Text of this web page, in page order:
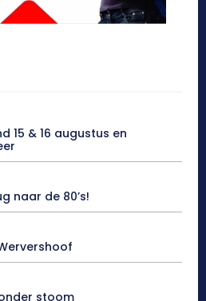
15 & 16 augustus en
naar de 80’s!
stoom